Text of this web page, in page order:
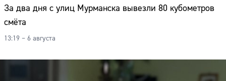
За два дня с улиц Мурманска вывезли 80 кубометров
смёта
13:19 – 6 августа